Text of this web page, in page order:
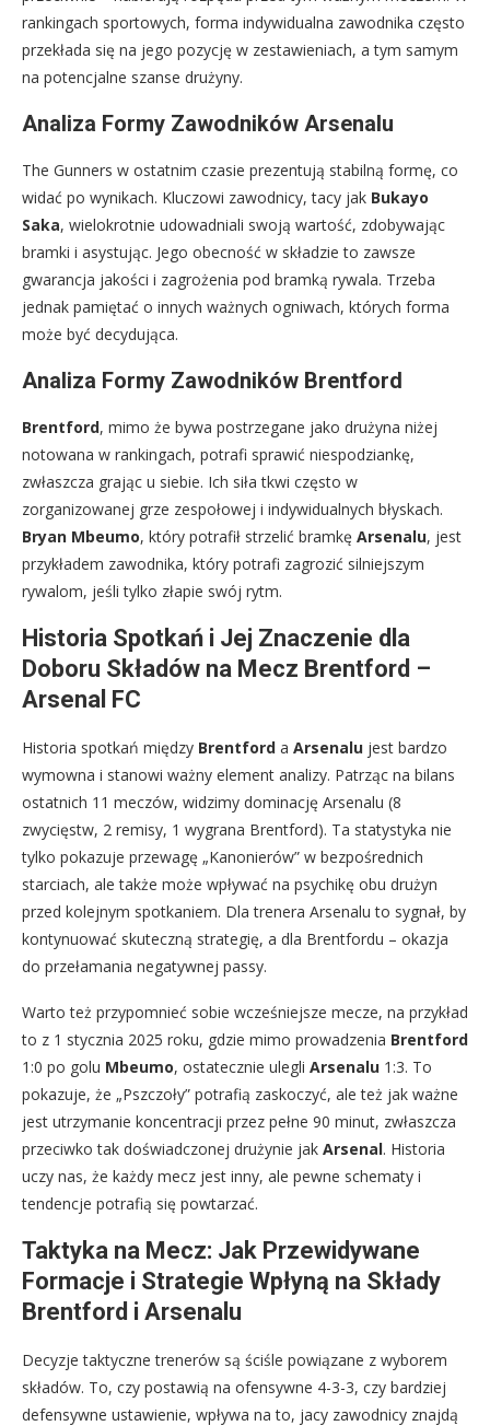
rankingach sportowych, forma indywidualna zawodnika często
przekłada się na jego pozycję w zestawieniach, a tym samym
na potencjalne szanse drużyny.
Analiza Formy Zawodników Arsenalu
The Gunners w ostatnim czasie prezentują stabilną formę, co
widać po wynikach. Kluczowi zawodnicy, tacy jak Bukayo
Saka, wielokrotnie udowadniali swoją wartość, zdobywając
bramki i asystując. Jego obecność w składzie to zawsze
gwarancja jakości i zagrożenia pod bramką rywala. Trzeba
jednak pamiętać o innych ważnych ogniwach, których forma
może być decydująca.
Analiza Formy Zawodników Brentford
Brentford, mimo że bywa postrzegane jako drużyna niżej
notowana w rankingach, potrafi sprawić niespodziankę,
zwłaszcza grając u siebie. Ich siła tkwi często w
zorganizowanej grze zespołowej i indywidualnych błyskach.
Bryan Mbeumo, który potrafił strzelić bramkę Arsenalu, jest
przykładem zawodnika, który potrafi zagrozić silniejszym
rywalom, jeśli tylko złapie swój rytm.
Historia Spotkań i Jej Znaczenie dla
Doboru Składów na Mecz Brentford –
Arsenal FC
Historia spotkań między Brentford a Arsenalu jest bardzo
wymowna i stanowi ważny element analizy. Patrząc na bilans
ostatnich 11 meczów, widzimy dominację Arsenalu (8
zwycięstw, 2 remisy, 1 wygrana Brentford). Ta statystyka nie
tylko pokazuje przewagę „Kanonierów” w bezpośrednich
starciach, ale także może wpływać na psychikę obu drużyn
przed kolejnym spotkaniem. Dla trenera Arsenalu to sygnał, by
kontynuować skuteczną strategię, a dla Brentfordu – okazja
do przełamania negatywnej passy.
Warto też przypomnieć sobie wcześniejsze mecze, na przykład
to z 1 stycznia 2025 roku, gdzie mimo prowadzenia Brentford
1:0 po golu Mbeumo, ostatecznie ulegli Arsenalu 1:3. To
pokazuje, że „Pszczoły” potrafią zaskoczyć, ale też jak ważne
jest utrzymanie koncentracji przez pełne 90 minut, zwłaszcza
przeciwko tak doświadczonej drużynie jak Arsenal. Historia
uczy nas, że każdy mecz jest inny, ale pewne schematy i
tendencje potrafią się powtarzać.
Taktyka na Mecz: Jak Przewidywane
Formacje i Strategie Wpłyną na Składy
Brentford i Arsenalu
Decyzje taktyczne trenerów są ściśle powiązane z wyborem
składów. To, czy postawią na ofensywne 4-3-3, czy bardziej
defensywne ustawienie, wpływa na to, jacy zawodnicy znajdą